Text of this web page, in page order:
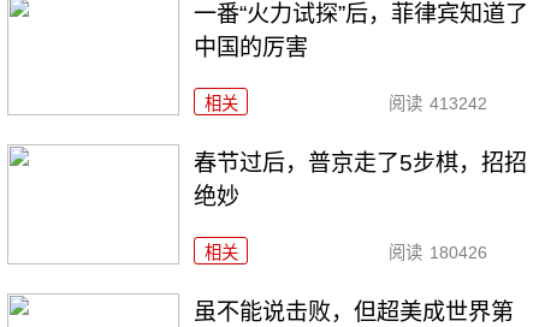
一番“火力试探”后，菲律宾知道了
中国的厉害
相关 阅读 413242
春节过后，普京走了5步棋，招招
绝妙
相关 阅读 180426
虽不能说击败，但超美成世界第